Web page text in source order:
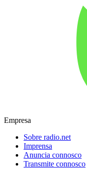
Empresa
Sobre radio.net
Imprensa
Anuncia connosco
Transmite connosco